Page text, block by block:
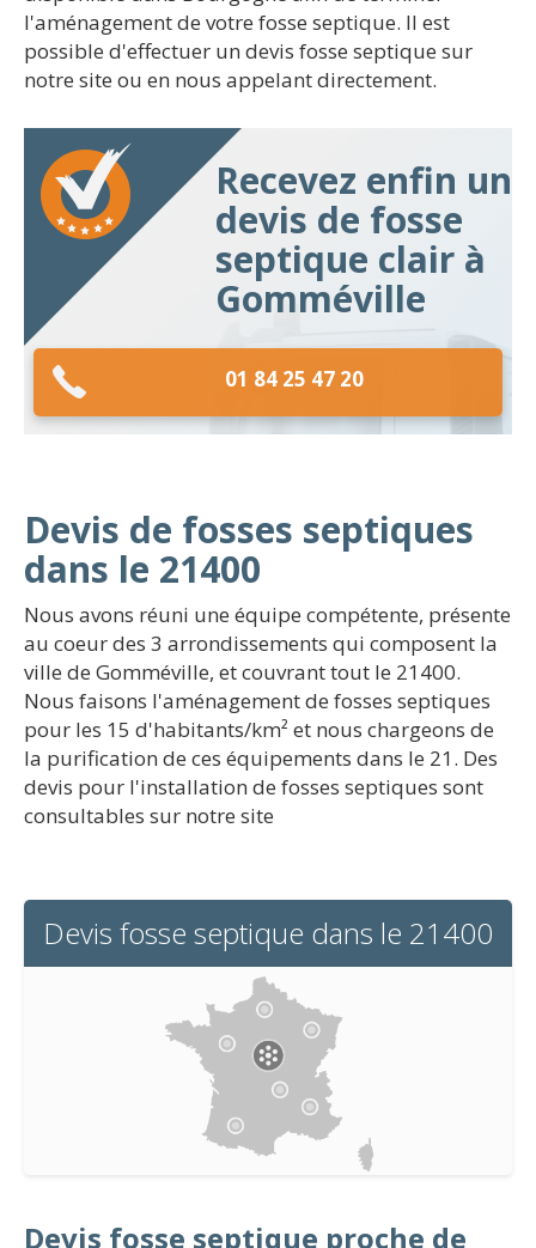
l'aménagement de votre fosse septique. Il est
possible d'effectuer un devis fosse septique sur
notre site ou en nous appelant directement.
Recevez enfin un
devis de fosse
septique clair à
Gomméville
01 84 25 47 20
Devis de fosses septiques
dans le 21400
Nous avons réuni une équipe compétente, présente
au coeur des 3 arrondissements qui composent la
ville de Gomméville, et couvrant tout le 21400.
Nous faisons l'aménagement de fosses septiques
pour les 15 d'habitants/km² et nous chargeons de
la purification de ces équipements dans le 21. Des
devis pour l'installation de fosses septiques sont
consultables sur notre site
Devis fosse septique dans le 21400
Devis fosse septique proche de